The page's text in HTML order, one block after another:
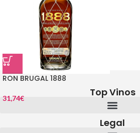
RON BRUGAL 1888
31,74€ Top Vinos
Legal